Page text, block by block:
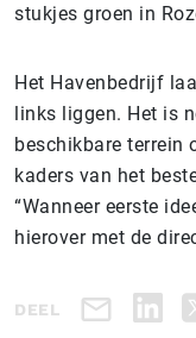
stukjes groen in
Het Havenbedrijf
links liggen. Het is
beschikbare terrein
kaders van het
“Wanneer eerste
hierover met de
DEEL